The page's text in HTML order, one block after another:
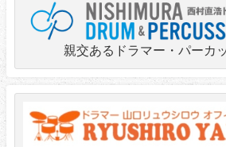
親交あるドラマー・パーカ